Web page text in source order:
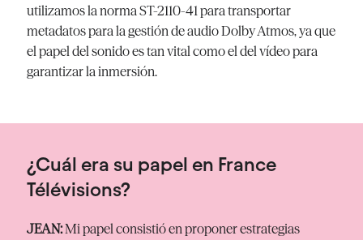
utilizamos la norma ST-2110-41 para transportar
metadatos para la gestión de audio Dolby Atmos, ya que
el papel del sonido es tan vital como el del vídeo para
garantizar la inmersión.
¿Cuál era su papel en France
Télévisions?
JEAN:Mi papel consistió en proponer estrategias